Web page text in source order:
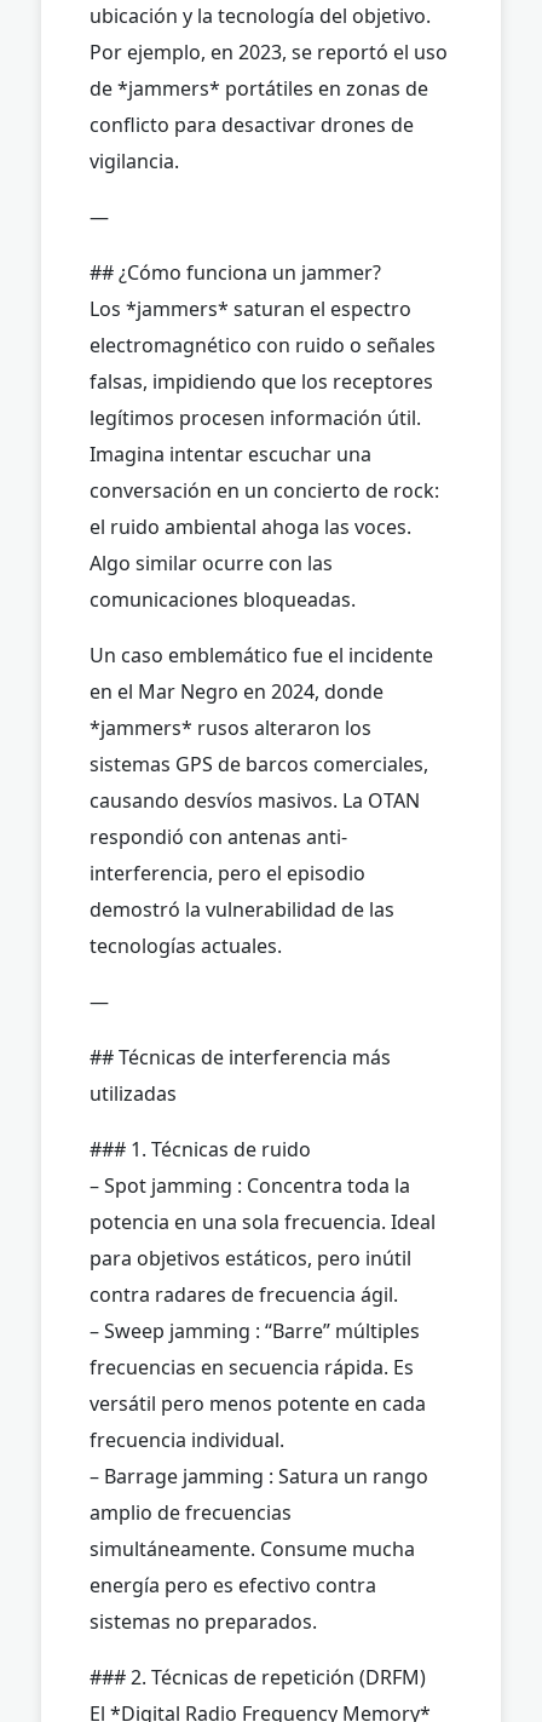
ubicación y la tecnología del objetivo.
Por ejemplo, en 2023, se reportó el uso
de *jammers* portátiles en zonas de
conflicto para desactivar drones de
vigilancia.
—
## ¿Cómo funciona un jammer?
Los *jammers* saturan el espectro
electromagnético con ruido o señales
falsas, impidiendo que los receptores
legítimos procesen información útil.
Imagina intentar escuchar una
conversación en un concierto de rock:
el ruido ambiental ahoga las voces.
Algo similar ocurre con las
comunicaciones bloqueadas.
Un caso emblemático fue el incidente
en el Mar Negro en 2024, donde
*jammers* rusos alteraron los
sistemas GPS de barcos comerciales,
causando desvíos masivos. La OTAN
respondió con antenas anti-
interferencia, pero el episodio
demostró la vulnerabilidad de las
tecnologías actuales.
—
## Técnicas de interferencia más
utilizadas
### 1. Técnicas de ruido
– Spot jamming : Concentra toda la
potencia en una sola frecuencia. Ideal
para objetivos estáticos, pero inútil
contra radares de frecuencia ágil.
– Sweep jamming : “Barre” múltiples
frecuencias en secuencia rápida. Es
versátil pero menos potente en cada
frecuencia individual.
– Barrage jamming : Satura un rango
amplio de frecuencias
simultáneamente. Consume mucha
energía pero es efectivo contra
sistemas no preparados.
### 2. Técnicas de repetición (DRFM)
El *Digital Radio Frequency Memory*